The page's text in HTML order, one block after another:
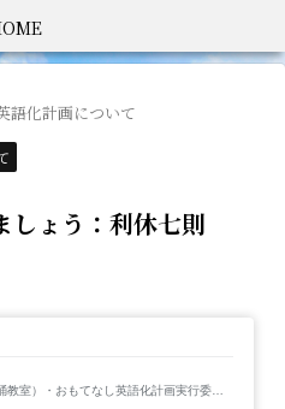
語化計画について
しょう：利休七則